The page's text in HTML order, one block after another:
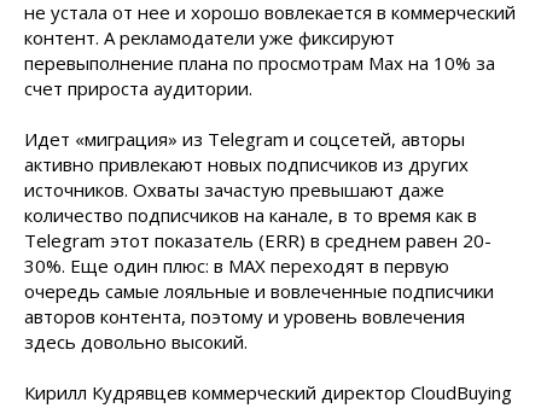
не устала от нее и хорошо вовлекается в коммерческий
контент. А рекламодатели уже фиксируют
перевыполнение плана по просмотрам Max на 10% за
счет прироста аудитории.
Идет «миграция» из Telegram и соцсетей, авторы
активно привлекают новых подписчиков из других
источников. Охваты зачастую превышают даже
количество подписчиков на канале, в то время как в
Telegram этот показатель (ERR) в среднем равен 20-
30%. Еще один плюс: в МАХ переходят в первую
очередь самые лояльные и вовлеченные подписчики
авторов контента, поэтому и уровень вовлечения
здесь довольно высокий.
Кирилл Кудрявцев коммерческий директор CloudBuying